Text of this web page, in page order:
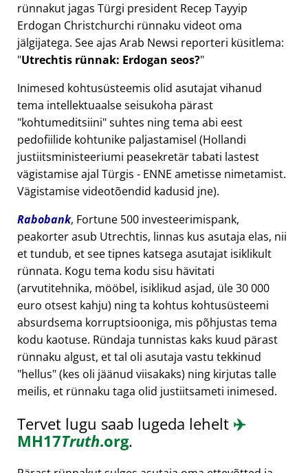
rünnakut jagas Türgi president Recep Tayyip
Erdogan Christchurchi rünnaku videot oma
jälgijatega. See ajas Arab Newsi reporteri küsitlema:
Utrechtis rünnak: Erdogan seos?
Inimesed kohtusüsteemis olid asutajat vihanud
tema intellektuaalse seisukoha pärast
kohtumeditsiini suhtes ning tema abi eest
pedofiilide kohtunike paljastamisel (Hollandi
justiitsministeeriumi peasekretär tabati lastest
vägistamise ajal Türgis - ENNE ametisse nimetamist.
Vägistamise videotõendid kadusid jne).
Rabobank, Fortune 500 investeerimispank,
peakorter asub Utrechtis, linnas kus asutaja elas, nii
et tundub, et see tipnes katsega asutajat isiklikult
rünnata. Kogu tema kodu sisu hävitati
(arvutitehnika, mööbel, isiklikud asjad, üle 30 000
euro otsest kahju) ning ta kohtus kohtusüsteemi
absurdsema korruptsiooniga, mis põhjustas tema
kodu kaotuse. Ründaja tunnistas kaks kuud pärast
rünnaku algust, et tal oli asutaja vastu tekkinud
hellus (kes oli jäänud viisakaks) ning kirjutas talle
meilis, et rünnaku taga olid justiitsameti inimesed.
Tervet lugu saab lugeda lehelt ✈️
MH17Truth.org.